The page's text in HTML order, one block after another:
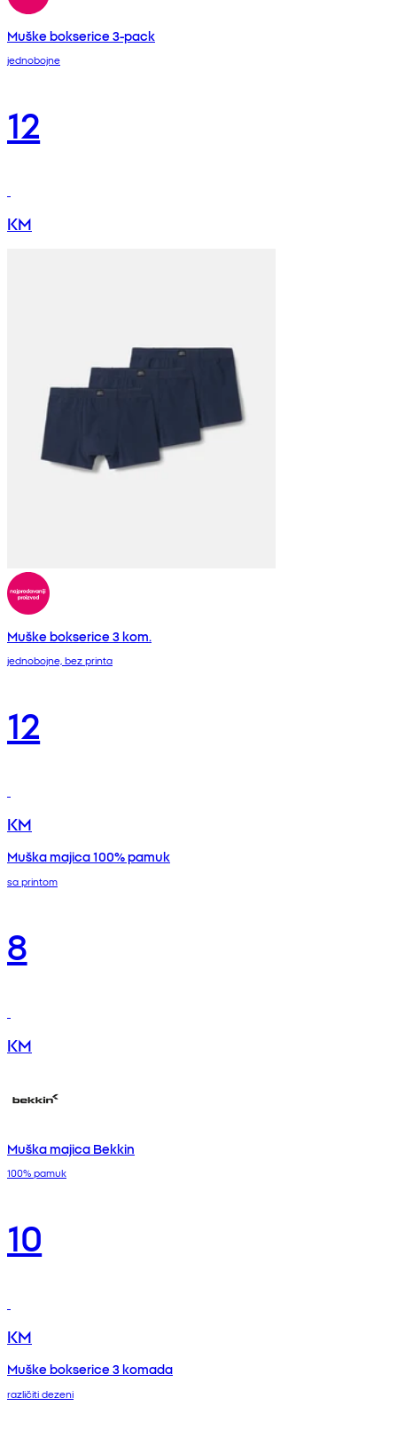
Muške bokserice 3-pack
jednobojne
12
KM
Muške bokserice 3 kom.
jednobojne, bez printa
12
KM
Muška majica 100% pamuk
sa printom
8
KM
Muška majica Bekkin
100% pamuk
10
KM
Muške bokserice 3 komada
različiti dezeni